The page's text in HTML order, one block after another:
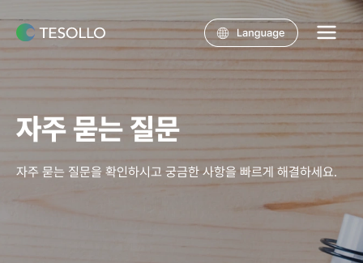
건너뛰기
Main
Menu
자주 묻는 질문
자주 묻는 질문을 확인하시고 궁금한 사항을 빠르게 해결하세요.